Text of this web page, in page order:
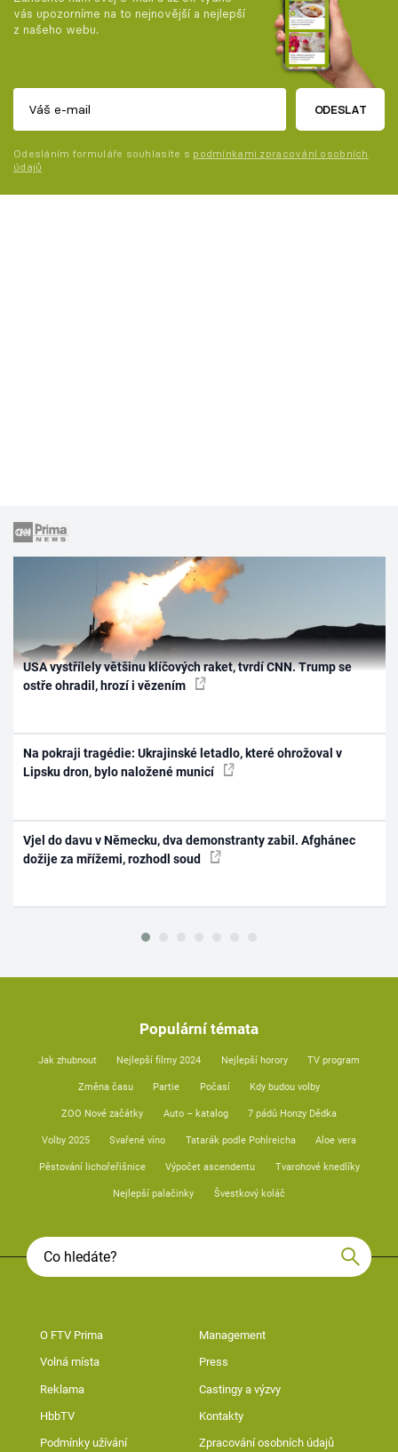
vás upozorníme na to nejnovější a nejlepší
z našeho webu.
ODESLAT
Odesláním formuláře souhlasíte s podmínkami zpracování osobních
údajů
USA vystřílely většinu klíčových raket, tvrdí CNN. Trump se
ostře ohradil, hrozí i vězením
Na pokraji tragédie: Ukrajinské letadlo, které ohrožoval v
Lipsku dron, bylo naložené municí
Vjel do davu v Německu, dva demonstranty zabil. Afghánec
dožije za mřížemi, rozhodl soud
Populární témata
Jak zhubnout Nejlepší filmy 2024 Nejlepší horory TV program
Změna času Partie Počasí Kdy budou volby
ZOO Nové začátky Auto – katalog 7 pádů Honzy Dědka
Volby 2025 Svařené víno Tatarák podle Pohlreicha Aloe vera
Pěstování lichořeřišnice Výpočet ascendentu Tvarohové knedlíky
Nejlepší palačinky Švestkový koláč
O FTV Prima Management
Volná místa Press
Reklama Castingy a výzvy
HbbTV Kontakty
Podmínky užívání Zpracování osobních údajů